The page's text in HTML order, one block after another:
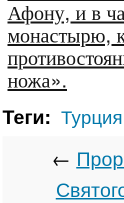
Афону, и в
монастырю,
ножа».
Теги: Турция
←